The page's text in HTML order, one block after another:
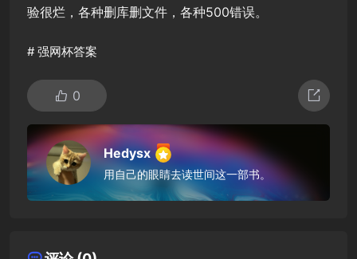
验很烂，各种删库删文件，各种500错误。
# 强网杯答案
0
Hedysx
用自己的眼睛去读世间这一部书。